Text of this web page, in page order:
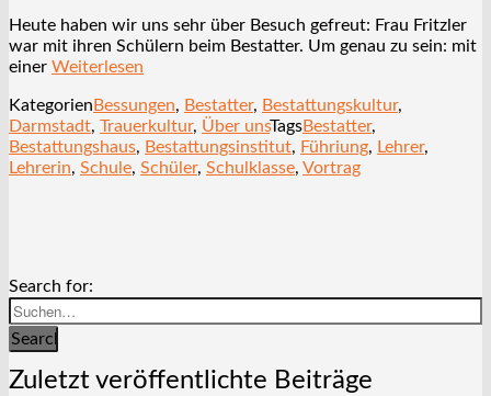
Heute haben wir uns sehr über Besuch gefreut: Frau Fritzler
war mit ihren Schülern beim Bestatter. Um genau zu sein: mit
einer Weiterlesen
Kategorien Bessungen, Bestatter, Bestattungskultur,
Darmstadt, Trauerkultur, Über unsTagsBestatter,
Bestattungshaus, Bestattungsinstitut, Führiung, Lehrer,
Lehrerin, Schule, Schüler, Schulklasse, Vortrag
Search for:
Search
Zuletzt veröffentlichte Beiträge